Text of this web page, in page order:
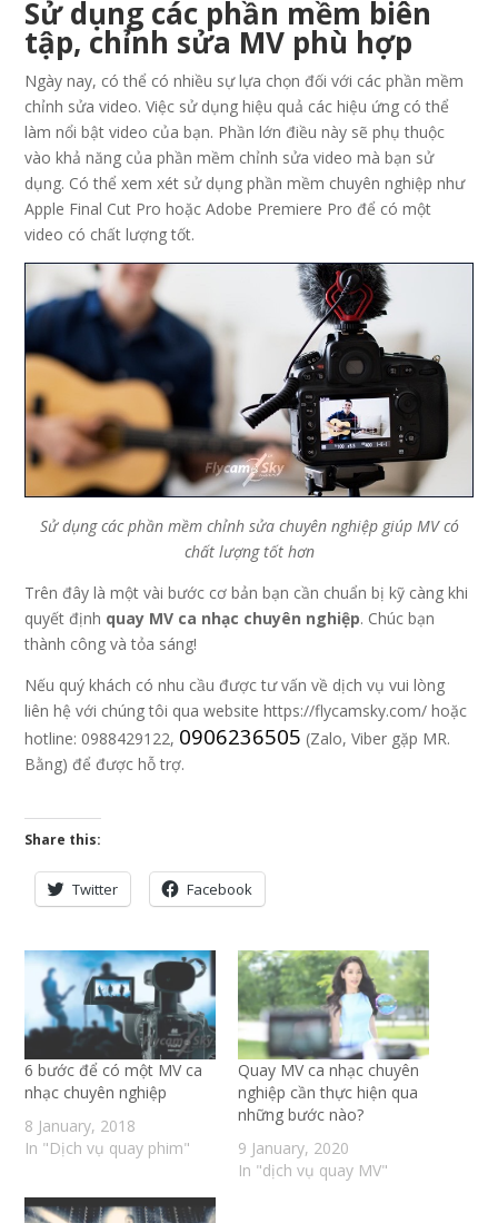
Sử dụng các phần mềm biên
tập, chỉnh sửa MV phù hợp
Ngày nay, có thể có nhiều sự lựa chọn đối với các phần mềm
chỉnh sửa video. Việc sử dụng hiệu quả các hiệu ứng có thể
làm nổi bật video của bạn. Phần lớn điều này sẽ phụ thuộc
vào khả năng của phần mềm chỉnh sửa video mà bạn sử
dụng. Có thể xem xét sử dụng phần mềm chuyên nghiệp như
Apple Final Cut Pro hoặc Adobe Premiere Pro để có một
video có chất lượng tốt.
Sử dụng các phần mềm chỉnh sửa chuyên nghiệp giúp MV có
chất lượng tốt hơn
Trên đây là một vài bước cơ bản bạn cần chuẩn bị kỹ càng khi
quyết định quay MV ca nhạc chuyên nghiệp. Chúc bạn
thành công và tỏa sáng!
Nếu quý khách có nhu cầu được tư vấn về dịch vụ vui lòng
liên hệ với chúng tôi qua website https://flycamsky.com/ hoặc
hotline: 0988429122, 0906236505 (Zalo, Viber gặp MR.
Bằng) để được hỗ trợ.
Share this:
Twitter Facebook
6 bước để có một MV ca
nhạc chuyên nghiệp
8 January, 2018
In "Dịch vụ quay phim"
Quay MV ca nhạc chuyên
nghiệp cần thực hiện qua
những bước nào?
9 January, 2020
In "dịch vụ quay MV"